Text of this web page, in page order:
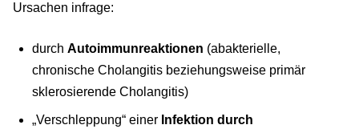
Ursachen infrage:
durch Autoimmunreaktionen (abakterielle,
chronische Cholangitis beziehungsweise primär
sklerosierende Cholangitis)
„Verschleppung“ einer Infektion durch